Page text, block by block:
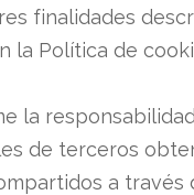
finalidades
la Política de
la
de terceros
a través